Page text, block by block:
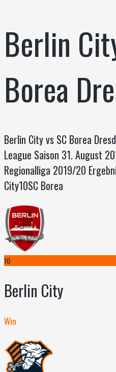
Berlin
Borea
Berlin City vs SC Borea
League Saison 31. August
Regionalliga 2019/20
City10SC Borea
10
Berlin City
Win